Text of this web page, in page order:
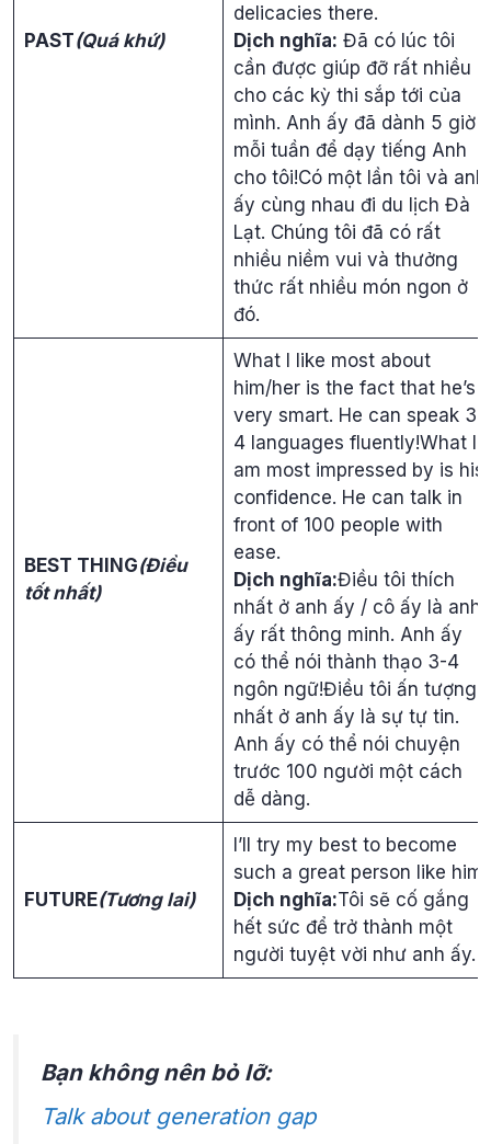
PAST(Quá khứ)
delicacies there.
Dịch nghĩa: Đã có lúc tôi
cần được giúp đỡ rất nhiều
cho các kỳ thi sắp tới của
mình. Anh ấy đã dành 5 giờ
mỗi tuần để dạy tiếng Anh
cho tôi!Có một lần tôi và anh
ấy cùng nhau đi du lịch Đà
Lạt. Chúng tôi đã có rất
nhiều niềm vui và thưởng
thức rất nhiều món ngon ở
đó.
BEST THING​(Điều
tốt nhất)
What I like most about
him/her is the fact that he’s
very smart. He can speak 3-
4 languages fluently!What I
am most impressed by is his
confidence. He can talk in
front of 100 people with
ease.
Dịch nghĩa:Điều tôi thích
nhất ở anh ấy / cô ấy là anh
ấy rất thông minh. Anh ấy
có thể nói thành thạo 3-4
ngôn ngữ!Điều tôi ấn tượng
nhất ở anh ấy là sự tự tin.
Anh ấy có thể nói chuyện
trước 100 người một cách
dễ dàng.
FUTURE(Tương lai)
I’ll try my best to become
such a great person like him.
Dịch nghĩa:Tôi sẽ cố gắng
hết sức để trở thành một
người tuyệt vời như anh ấy.
Bạn không nên bỏ lỡ:
Talk about generation gap